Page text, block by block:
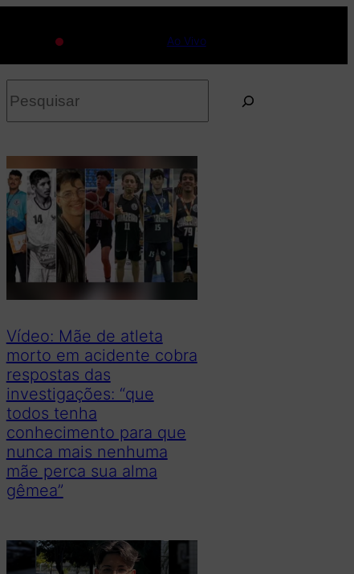
Ao Vivo
u
i
s
a
Vídeo: Mãe de atleta
morto em acidente cobra
respostas das
investigações: “que
todos tenha
conhecimento para que
nunca mais nenhuma
mãe perca sua alma
gêmea”